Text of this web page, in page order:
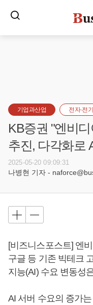
기업과산업 전자·전
KB증권 "엔비
추진, 다각화로
2025-05-20 09:09:31
나병현 기자 -
[비즈니스포스트] 엔
구글 등 기존 빅테크
지능(AI) 수요 변동성
AI 서버 수요의 증가